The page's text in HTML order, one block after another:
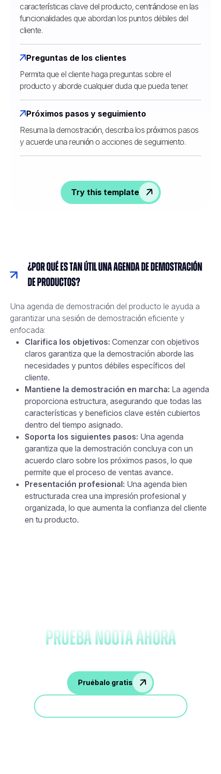
características clave del producto, centrándose en las
funcionalidades que abordan los puntos débiles del
cliente.
Preguntas de los clientes
Permita que el cliente haga preguntas sobre el
producto y aborde cualquier duda que pueda tener.
Próximos pasos y seguimiento
Resuma la demostración, describa los próximos pasos
y acuerde una reunión o acciones de seguimiento.
Try this template
¿Por qué es tan útil una agenda de demostración
de productos?
Una agenda de demostración del producto le ayuda a
garantizar una sesión de demostración eficiente y
enfocada:
Clarifica los objetivos: Comenzar con objetivos
claros garantiza que la demostración aborde las
necesidades y puntos débiles específicos del
cliente.
Mantiene la demostración en marcha: La agenda
proporciona estructura, asegurando que todas las
características y beneficios clave estén cubiertos
dentro del tiempo asignado.
Soporta los siguientes pasos: Una agenda
garantiza que la demostración concluya con un
acuerdo claro sobre los próximos pasos, lo que
permite que el proceso de ventas avance.
Presentación profesional: Una agenda bien
estructurada crea una impresión profesional y
organizada, lo que aumenta la confianza del cliente
en tu producto.
prueba Noota ahora
Pruébalo gratis